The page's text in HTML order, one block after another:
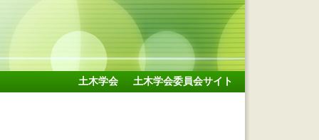
土木学会 土木学会委員会サイト